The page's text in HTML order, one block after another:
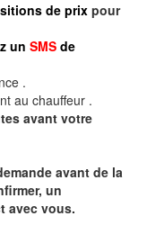
de prixpour
un SMS de
.
au chauffeur .
avant votre
avant de la
un
avec vous.